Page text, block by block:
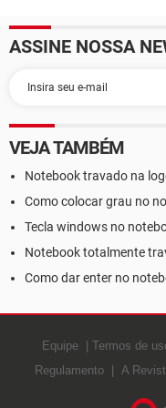
ASSINE NOSSA
VEJA TAMBÉM
Notebook travado na
Como colocar grau no
Tecla windows no
Notebook totalmente
Como dar enter no
Equipe Termos de
Regulamento
A